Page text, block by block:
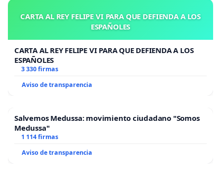
CARTA AL REY FELIPE VI PARA QUE DEFIENDA A LOS
ESPAÑOLES
CARTA AL REY FELIPE VI PARA QUE DEFIENDA A LOS
ESPAÑOLES
3 330 firmas
Aviso de transparencia
Salvemos Medussa: movimiento ciudadano "Somos
Medussa"
1 114 firmas
Aviso de transparencia